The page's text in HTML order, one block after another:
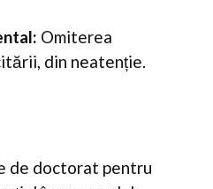
Omiterea
din neatenție.
de doctorat pentru